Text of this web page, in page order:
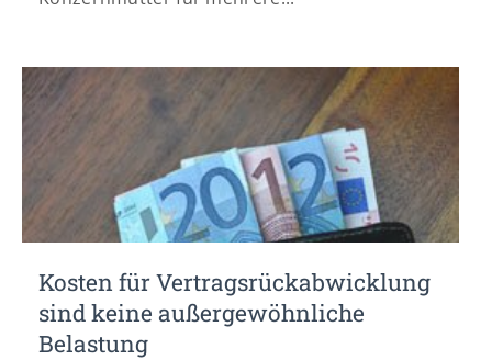
Kosten für Vertragsrückabwicklung
sind keine außergewöhnliche
Belastung